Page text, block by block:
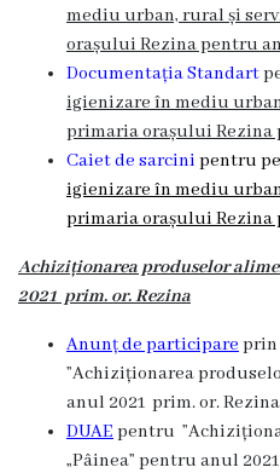
mediu urban, rural și
orașului Rezina pentru
Documentația Standart
igienizare în mediu
primaria orașului Rezina
Caiet de sarcini pentru
igienizare în mediu
primaria orașului Rezina
Achiziționarea produselor
2021 prim. or. Rezina
Anunț de participare prin
”Achiziționarea
anul 2021 prim. or. Rezina
DUAE pentru ”
„Pâinea” pentru anul